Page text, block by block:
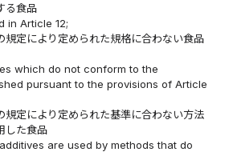
る食品
in Article 12;
規定により定められた規格に合わない食品
which do not conform to the
pursuant to the provisions of Article
規定により定められた基準に合わない方法
した食品
are used by methods that do